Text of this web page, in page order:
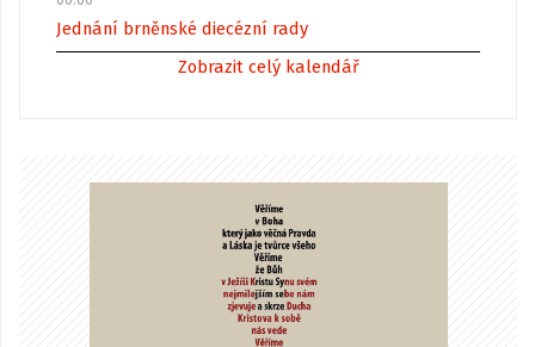
Jednání brněnské diecézní rady
Zobrazit celý kalendář